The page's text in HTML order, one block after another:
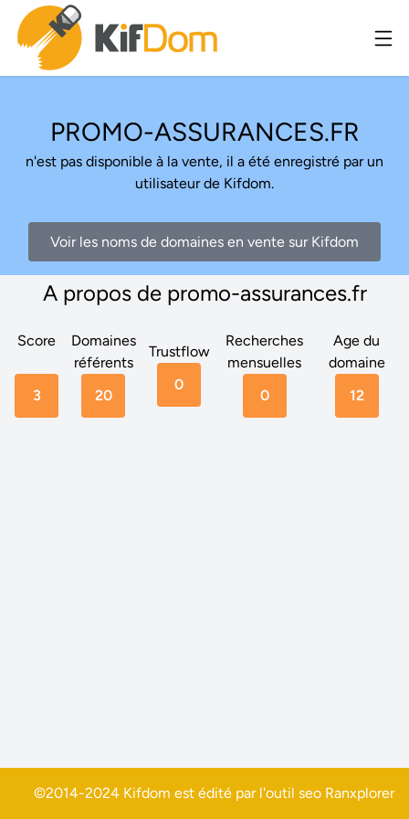
PROMO-ASSURANCES.FR
n'est pas disponible à la vente, il a été enregistré par un
utilisateur de Kifdom.
Voir les noms de domaines en vente sur Kifdom
A propos de promo-assurances.fr
Score
3
Domaines
référents
20
Trustflow
0
Recherches
mensuelles
0
Age du
domaine
12
©2014-2024 Kifdom est édité par l'outil seo Ranxplorer